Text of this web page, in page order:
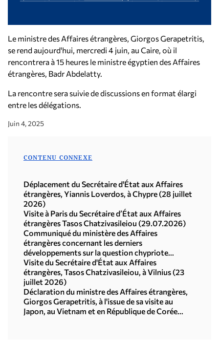
Le ministre des Affaires étrangères, Giorgos Gerapetritis,
se rend aujourd'hui, mercredi 4 juin, au Caire, où il
rencontrera à 15 heures le ministre égyptien des Affaires
étrangères, Badr Abdelatty.
La rencontre sera suivie de discussions en format élargi
entre les délégations.
Juin 4, 2025
CONTENU CONNEXE
Déplacement du Secrétaire d'État aux Affaires
étrangères, Yiannis Loverdos, à Chypre (28 juillet
2026)
Visite à Paris du Secrétaire d’État aux Affaires
étrangères Tasos Chatzivasileiou (29.07.2026)
Communiqué du ministère des Affaires
étrangères concernant les derniers
développements sur la question chypriote
(29.07.2026)
Visite du Secrétaire d'État aux Affaires
étrangères, Tasos Chatzivasileiou, à Vilnius (23
juillet 2026)
Déclaration du ministre des Affaires étrangères,
Giorgos Gerapetritis, à l'issue de sa visite au
Japon, au Vietnam et en République de Corée